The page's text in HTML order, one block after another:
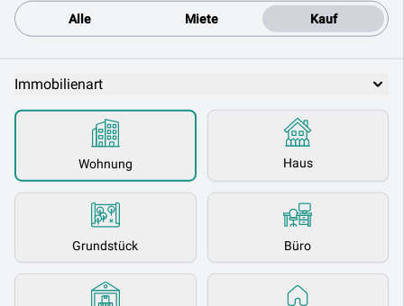
Alle Miete Kauf
Immobilienart
Wohnung Haus
Grundstück Büro